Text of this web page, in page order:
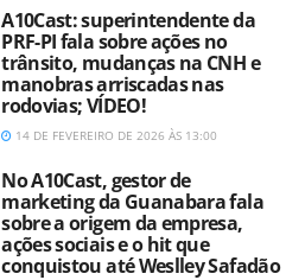
A10Cast: superintendente da
PRF-PI fala sobre ações no
trânsito, mudanças na CNH e
manobras arriscadas nas
rodovias; VÍDEO!
14 DE FEVEREIRO DE 2026 ÀS 13:00
No A10Cast, gestor de
marketing da Guanabara fala
sobre a origem da empresa,
ações sociais e o hit que
conquistou até Weslley Safadão